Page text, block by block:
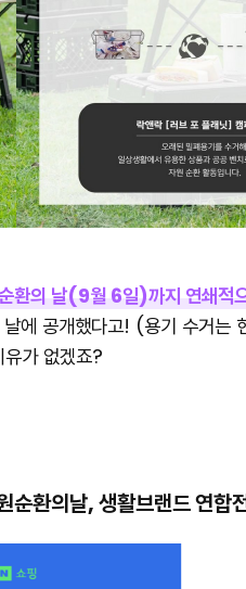
환의 날(9월 6일)까지 연쇄적
에 공개했다고! (용기 수거
가 없겠죠?
순환의날, 생활브랜드 연합